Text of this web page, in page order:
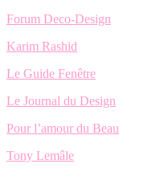
Forum Deco-Design
Karim Rashid
Le Guide Fenêtre
Le Journal du Design
Pour l’amour du Beau
Tony Lemâle